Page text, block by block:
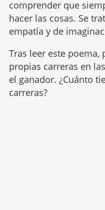
comprender que
hacer las cosas. Se
empatía y de
Tras leer este poema,
propias carreras en
el ganador. ¿Cuánto
carreras?